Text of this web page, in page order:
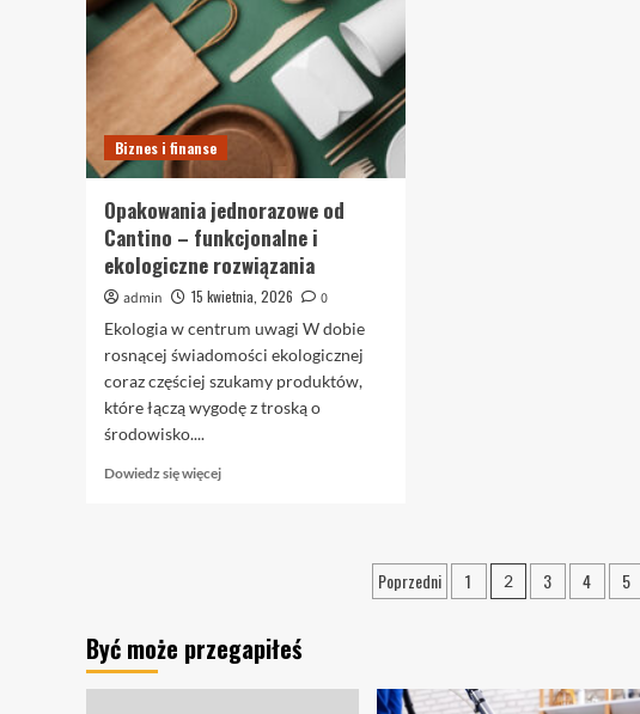
zamontować
i
cieszyć
się
chłodem?
Biznes i finanse
Opakowania jednorazowe od
Cantino – funkcjonalne i
ekologiczne rozwiązania
admin 15 kwietnia, 2026
0
Ekologia w centrum uwagi W dobie
rosnącej świadomości ekologicznej
coraz częściej szukamy produktów,
które łączą wygodę z troską o
środowisko....
Dowiedz się więcejDowiedz
–
Stronicowanie
Poprzedni 1 2 3 4 5
Być może przegapiłeś